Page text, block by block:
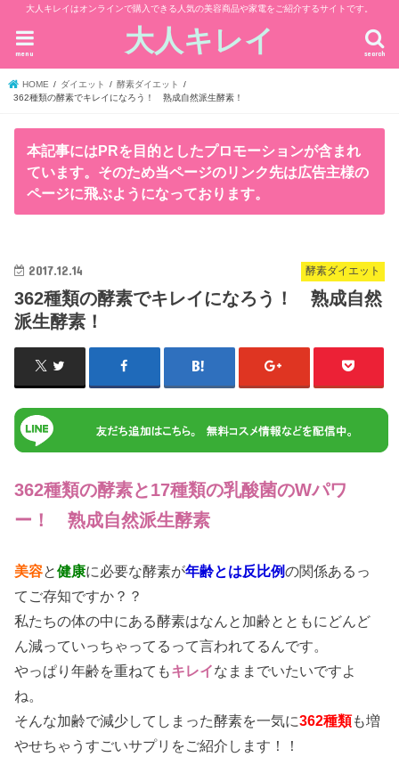
大人キレイはオンラインで購入できる人気の美容商品や家電をご紹介するサイトです。
大人キレイ search
menu
HOME ダイエット
酵素ダイエット
362種類の酵素でキレイになろう！ 熟成自然派生酵素！
本記事にはPRを目的としたプロモーションが含まれ
ています。そのため当ページのリンク先は広告主様の
ページに飛ぶようになっております。
酵素ダイエット
2017.12.14
362種類の酵素でキレイになろう！ 熟成自然
派生酵素！
362種類の酵素と17種類の乳酸菌のWパワ
ー！ 熟成自然派生酵素
美容と健康に必要な酵素が年齢とは反比例の関係あるっ
てご存知ですか？？
私たちの体の中にある酵素はなんと加齢とともにどんど
ん減っていっちゃってるって言われてるんです。
やっぱり年齢を重ねてもキレイなままでいたいですよ
ね。
そんな加齢で減少してしまった酵素を一気に362種類も増
やせちゃうすごいサプリをご紹介します！！